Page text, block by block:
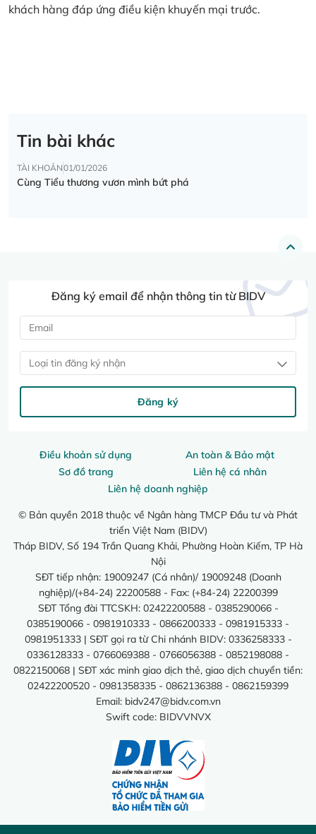
khách hàng đáp ứng điều kiện khuyến mại trước.
Tin bài khác
TÀI KHOẢN01/01/2026
Cùng Tiểu thương vươn mình bứt phá
Điều khoản sử dụng
An toàn & Bảo mật
Sơ đồ trang
Liên hệ cá nhân
Liên hệ doanh nghiệp
© Bản quyền 2018 thuộc về Ngân hàng TMCP Đầu tư và Phát
triển Việt Nam (BIDV)
Tháp BIDV, Số 194 Trần Quang Khải, Phường Hoàn Kiếm, TP Hà
Nội
SĐT tiếp nhận: 19009247 (Cá nhân)/ 19009248 (Doanh
nghiệp)/(+84-24) 22200588 - Fax: (+84-24) 22200399
SĐT Tổng đài TTCSKH: 02422200588 - 0385290066 -
0385190066 - 0981910333 - 0866200333 - 0981915333 -
0981951333 | SĐT gọi ra từ Chi nhánh BIDV: 0336258333 -
0336128333 - 0766069388 - 0766056388 - 0852198088 -
0822150068 | SĐT xác minh giao dịch thẻ, giao dịch chuyển tiền:
02422200520 - 0981358335 - 0862136388 - 0862159399
Email: bidv247@bidv.com.vn
Swift code: BIDVVNVX
Đăng ký email để nhận thông tin từ BIDV
Loại tin đăng ký nhận
Đăng ký